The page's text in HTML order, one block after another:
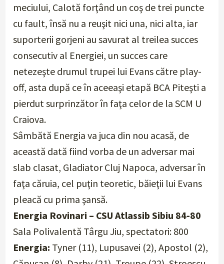
meciului, Calotă forţând un coş de trei puncte
cu fault, însă nu a reuşit nici una, nici alta, iar
suporterii gorjeni au savurat al treilea succes
consecutiv al Energiei, un succes care
netezeşte drumul trupei lui Evans către play-
off, asta după ce în aceeaşi etapă BCA Piteşti a
pierdut surprinzător în faţa celor de la SCM U
Craiova.
Sâmbătă Energia va juca din nou acasă, de
această dată fiind vorba de un adversar mai
slab clasat, Gladiator Cluj Napoca, adversar în
faţa căruia, cel puţin teoretic, băieţii lui Evans
pleacă cu prima şansă.
Energia Rovinari – CSU Atlassib Sibiu 84-80
Sala Polivalentă Târgu Jiu, spectatori: 800
Energia: Tyner (11), Lupusavei (2), Apostol (2),